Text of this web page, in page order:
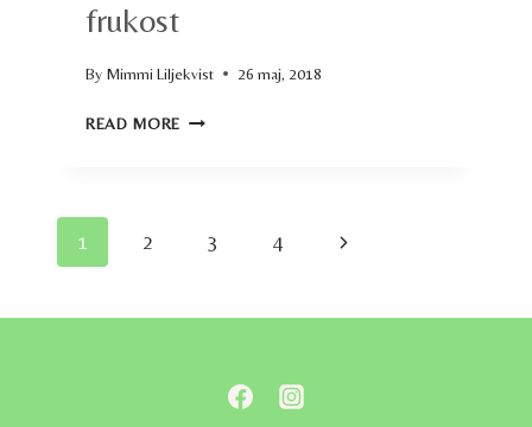
frukost
By Mimmi Liljekvist 26 maj, 2018
READ MORE FRUKOST,
Page
1 2 3 4
Next